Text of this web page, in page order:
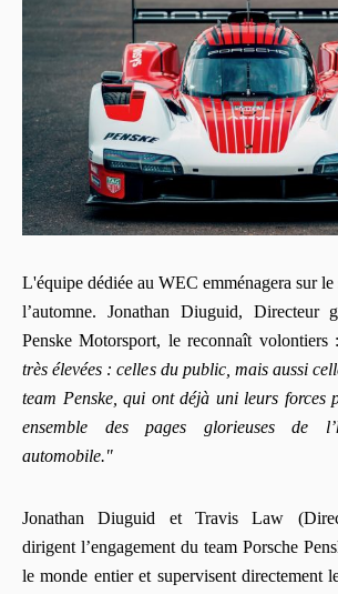
L'équipe dédiée au WEC emménagera sur
l’automne. Jonathan Diuguid, Directeur
Penske Motorsport, le reconnaît volontiers :
très élevées : celles du public, mais aussi
team Penske, qui ont déjà uni leurs forces
ensemble des pages glorieuses de
automobile."
Jonathan Diuguid et Travis Law
dirigent l’engagement du team Porsche
le monde entier et supervisent directement